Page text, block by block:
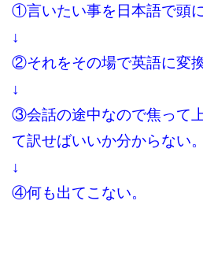
①言いたい事を日本語で頭に
↓
②それをその場で英語に変
↓
③会話の途中なので焦って
て訳せばいいか分からない。
↓
④何も出てこない。